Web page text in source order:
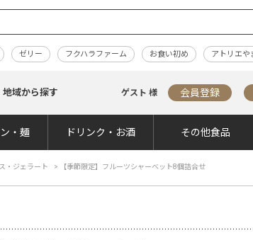
ゼリー フクハラファーム お食い初め アトリエや
地域から探す ゲスト 様 会員登録
・麺 ドリンク・お酒 その他食品
・ジェラート > 【季節限定】フルーツシャーベット8個詰合せ